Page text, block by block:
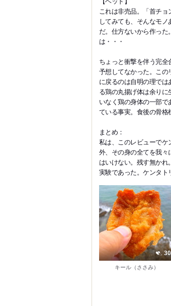
これは非売品。「首チ
してみても、そんなモ
だ。仕方ないから作っ
は・・・
ちょっと衝撃を伴う完全
予想してなかった。こ
に戻るのは自明の理で
る鶏の丸揚げ体は余り
いなく鶏の身体の一部
ている事実。食後の骨格
まとめ：
私は、このレビューで
外、その身の全てを我
はいけない。残す無か
実験であった。ケンタト
30
キール（ささみ）